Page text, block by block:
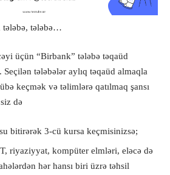
tələbə, tələbə…
üçün “Birbank” tələbə təqaüd
tələbələr aylıq təqaüd almaqla
keçmək və təlimlərə qatılmaq şansı
də
bitirərək 3-cü kursa keçmisinizsə;
riyaziyyat, kompüter elmləri, eləcə də
hər hansı biri üzrə təhsil